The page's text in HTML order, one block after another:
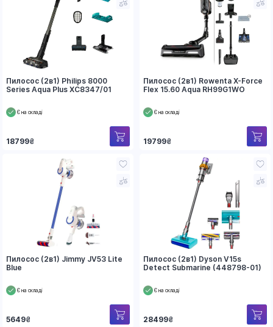
Пилосос (2в1) Philips 8000
Series Aqua Plus XC8347/01
Є на складі
18799₴
Пилосос (2в1) Rowenta X-Force
Flex 15.60 Aqua RH99G1WO
Є на складі
19799₴
Пилосос (2в1) Jimmy JV53 Lite
Blue
Є на складі
5649₴
Пилосос (2в1) Dyson V15s
Detect Submarine (448798-01)
Є на складі
28499₴